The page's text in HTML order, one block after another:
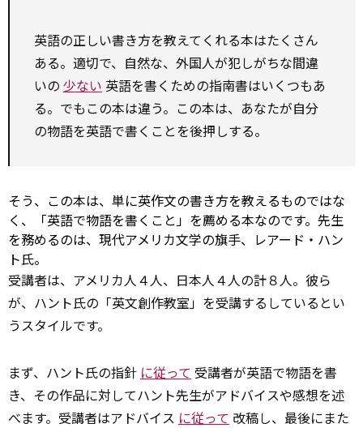
英語の正しい書き方を教えてくれる本はたくさん
ある。適切で、自然な、外国人が犯しがちな間違
いの 少ない 英語を書くための指南書はいくつもあ
る。でもこの本は違う。この本は、あなたが自分
の物語を英語で書くことを後押しする。
そう、この本は、単に英作文の書き方を教えるものではな
く、「英語で物語を書くこと」を薦める本なのです。先生
を務めるのは、現代アメリカ文学の旗手、レアード・ハン
ト氏。
受講者は、アメリカ人４人、日本人４人の計８人。彼ら
が、ハント氏の「英文創作教室」を受講するしているとい
うスタイルです。
まず、ハント氏の指針 に従って 受講者が英語で物語を書
き、その作品に対してハント先生がアドバイスや感想を述
べます。受講者はアドバイス に従って 改稿し、最後にまた